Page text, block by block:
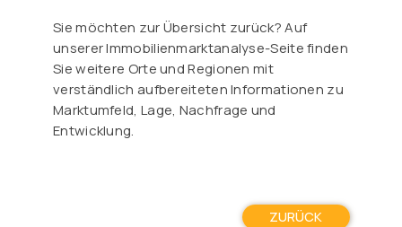
Sie möchten zur Übersicht zurück? Auf
unserer Immobilienmarktanalyse-Seite finden
Sie weitere Orte und Regionen mit
verständlich aufbereiteten Informationen zu
Marktumfeld, Lage, Nachfrage und
Entwicklung.
ZURÜCK